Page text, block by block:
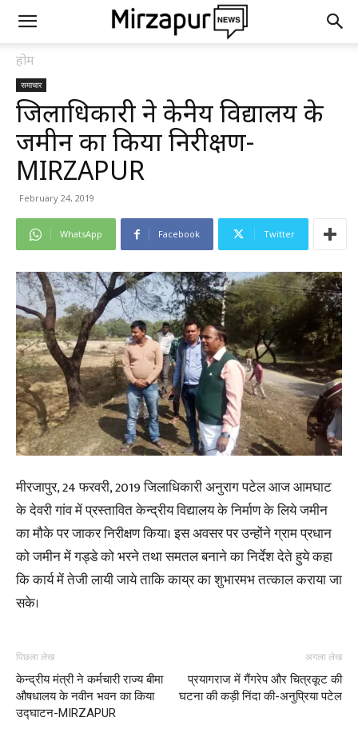
होम
समाचार
जिलाधिकारी ने केन्द्रीय विद्यालय के
जमीन का किया निरीक्षण-
MIRZAPUR
February 24, 2019
WhatsApp Facebook Twitter
मीरजापुर, 24 फरवरी, 2019 जिलाधिकारी अनुराग पटेल आज आमघाट
के देवरी गांव में प्रस्तावित केन्द्रीय विद्यालय के निर्माण के लिये जमीन
का मौके पर जाकर निरीक्षण किया। इस अवसर पर उन्होंने ग्राम प्रधान
को जमीन में गड्डे को भरने तथा समतल बनाने का निर्देश देते हुये कहा
कि कार्य में तेजी लायी जाये ताकि काय्र का शुभारमभ तत्काल कराया जा
सके।
पिछला लेख
केन्द्रीय मंत्री ने कर्मचारी राज्य बीमा
औषधालय के नवीन भवन का किया
उद्घाटन-MIRZAPUR
अगला लेख
प्रयागराज में गैंगरेप और चित्रकूट की
घटना की कड़ी निंदा की-अनुप्रिया पटेल